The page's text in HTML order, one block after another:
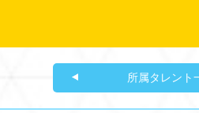
所属タレント